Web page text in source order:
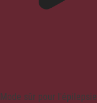
Mode sûr pour l'épilepsie